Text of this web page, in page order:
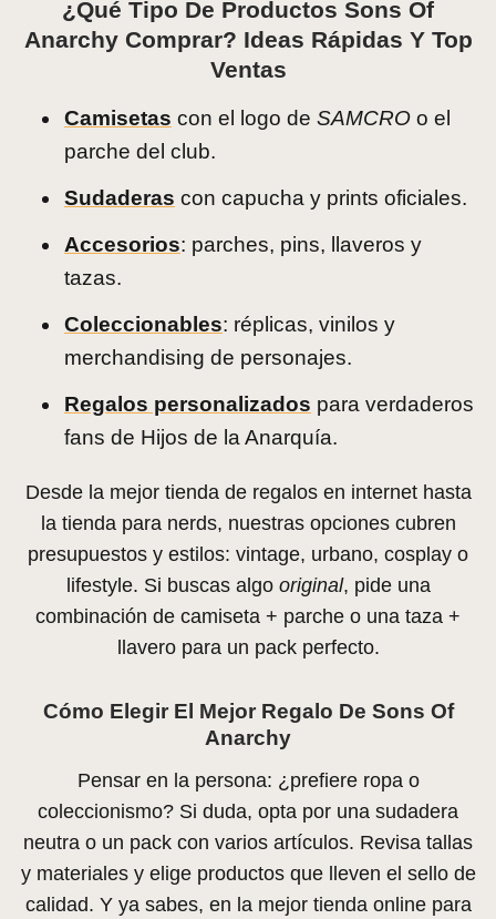
¿Qué Tipo De Productos Sons Of
Anarchy Comprar? Ideas Rápidas Y Top
Ventas
Camisetas con el logo de SAMCRO o el
parche del club.
Sudaderas con capucha y prints oficiales.
Accesorios: parches, pins, llaveros y
tazas.
Coleccionables: réplicas, vinilos y
merchandising de personajes.
Regalos personalizados para verdaderos
fans de Hijos de la Anarquía.
Desde la mejor tienda de regalos en internet hasta
la tienda para nerds, nuestras opciones cubren
presupuestos y estilos: vintage, urbano, cosplay o
lifestyle. Si buscas algo original, pide una
combinación de camiseta + parche o una taza +
llavero para un pack perfecto.
Cómo Elegir El Mejor Regalo De Sons Of
Anarchy
Pensar en la persona: ¿prefiere ropa o
coleccionismo? Si duda, opta por una sudadera
neutra o un pack con varios artículos. Revisa tallas
y materiales y elige productos que lleven el sello de
calidad. Y ya sabes, en la mejor tienda online para